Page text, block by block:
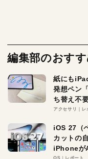
編集部のおす
紙にも
発想ペン
ち替え不
アクセサリ レ
iOS 27（
カットの
iPhoneが
OS レポート